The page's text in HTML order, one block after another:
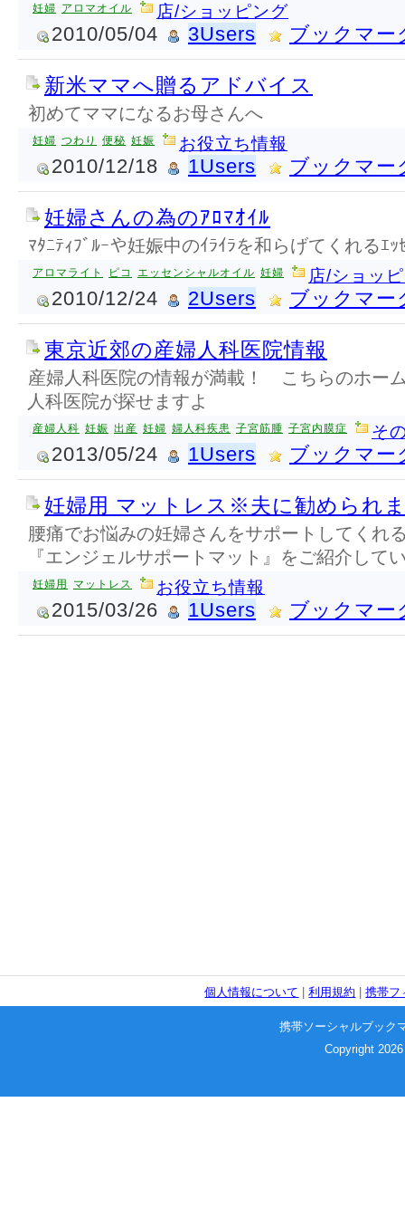
妊婦 アロマオイル 店/ショッピング
2010/05/04 3Users ブックマー
新米ママへ贈るアドバイス
初めてママになるお母さんへ
妊婦 つわり 便秘 妊娠 お役立ち情報
2010/12/18 1Users ブックマー
妊婦さんの為のｱﾛﾏｵｲﾙ
ﾏﾀﾆﾃｨﾌﾞﾙｰや妊娠中のｲﾗｲﾗを和らげてくれるｴｯ
アロマライト ピコ エッセンシャルオイル 妊婦 店/ショッ
2010/12/24 2Users ブックマー
東京近郊の産婦人科医院情報
産婦人科医院の情報が満載！ こちらのホー
人科医院が探せますよ
産婦人科 妊娠 出産 妊婦 婦人科疾患 子宮筋腫 子宮内膜症 そ
2013/05/24 1Users ブックマー
妊婦用 マットレス※夫に勧められ
腰痛でお悩みの妊婦さんをサポートしてくれ
『エンジェルサポートマット』をご紹介して
妊婦用 マットレス お役立ち情報
2015/03/26 1Users ブックマー
個人情報について |利用規約 |携帯フ
携帯ソーシャルブック
Copyright